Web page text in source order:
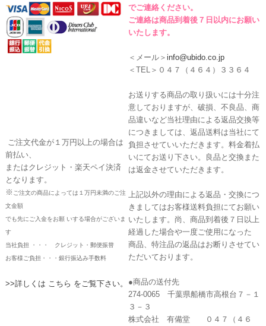
でご連絡ください。
ご連絡は商品到着後７日以内にお願い
いたします。
＜メール＞ info@ubido.co.jp
＜TEL＞０４７（４６４）３３６４
ご注文代金が１万円以上の場合は
前払い、
またはクレジット・楽天ペイ決済
となります。
※ ご注文の商品によっては１万円未満のご注
文金額
でも先にご入金をお願 いする場合がございま
す
当社負担 ・・・ クレジット・郵便振替
お客様ご負担・・・銀行振込み手数料
>>詳しくは こちら をご覧下さい。
お送りする商品の取り扱いには十分注
意しておりますが、破損、不良品、商
品違いなど当社理由による返品交換等
につきましては、返品送料は当社にて
負担させていいただきます。料金着払
いにてお送り下さい。良品と交換また
は返金させていただきます。
上記以外の理由による返品・交換につ
きましてはお客様送料負担にてお願い
いたします。尚、商品到着後７日以上
経過した場合や一度ご使用になった
商品、特注品の返品はお断りさせてい
ただいております。
●商品の送付先
274-0065 千葉県船橋市高根台７－１
３－３
株式会社 有備堂 ０４７（４６